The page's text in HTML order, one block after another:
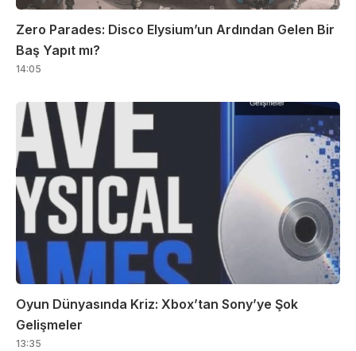
Zero Parades: Disco Elysium’un Ardından Gelen Bir
Baş Yapıt mı?
14:05
Oyun Dünyasında Kriz: Xbox’tan Sony’ye Şok
Gelişmeler
13:35